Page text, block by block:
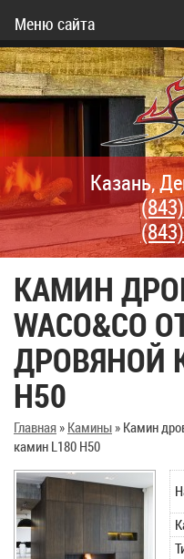
Меню сайта
Казань,
КАМИН
WACO&CO
ДРОВЯНОЙ
H50
Главная» Камины» Камин
камин L180 H50